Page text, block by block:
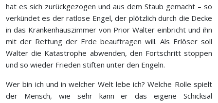
hat es sich zurückgezogen und aus dem Staub gemacht – so
verkündet es der ratlose Engel, der plötzlich durch die Decke
in das Krankenhauszimmer von Prior Walter einbricht und ihn
mit der Rettung der Erde beauftragen will. Als Erlöser soll
Walter die Katastrophe abwenden, den Fortschritt stoppen
und so wieder Frieden stiften unter den Engeln.
Wer bin ich und in welcher Welt lebe ich? Welche Rolle spielt
der Mensch, wie sehr kann er das eigene Schicksal